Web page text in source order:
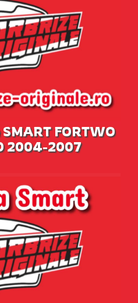
FORTWO
2004-2007